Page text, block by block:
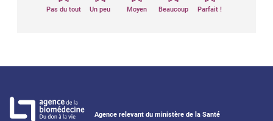
Pas du tout
Un peu
Moyen
Beaucoup
Parfait !
Agence relevant du ministère de la Santé